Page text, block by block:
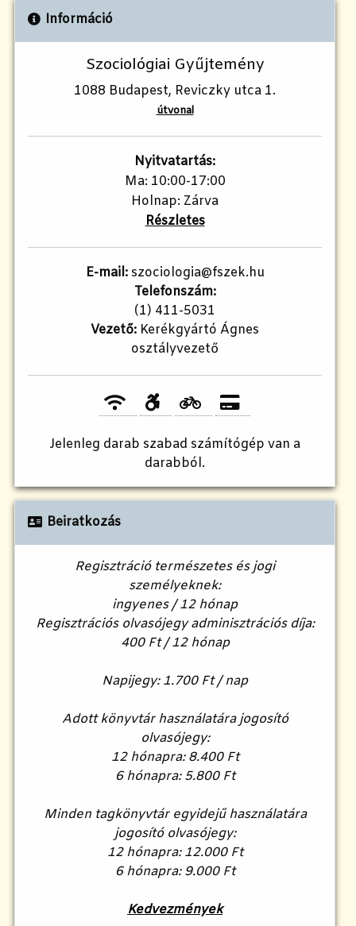
Információ
Szociológiai Gyűjtemény
1088 Budapest, Reviczky utca 1.
útvonal
Nyitvatartás:
Ma: 10:00-17:00
Holnap: Zárva
Részletes
E-mail:szociologia@fszek.hu
Telefonszám:
(1) 411-5031
Vezető: Kerékgyártó Ágnes
osztályvezető
Jelenleg darab szabad számítógép van a
darabból.
Beiratkozás
Regisztráció természetes és jogi
személyeknek:
ingyenes / 12 hónap
Regisztrációs olvasójegy adminisztrációs díja:
400 Ft / 12 hónap
Napijegy: 1.700 Ft / nap
Adott könyvtár használatára jogosító
olvasójegy:
12 hónapra: 8.400 Ft
6 hónapra: 5.800 Ft
Minden tagkönyvtár egyidejű használatára
jogosító olvasójegy:
12 hónapra: 12.000 Ft
6 hónapra: 9.000 Ft
Kedvezmények